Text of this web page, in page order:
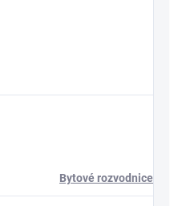
Bytové rozvodnice